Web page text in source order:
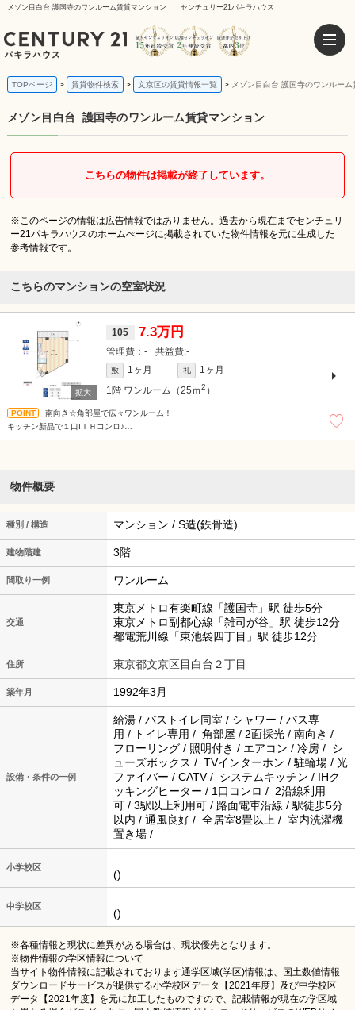
メゾン目白台 護国寺のワンルーム賃貸マンション！｜センチュリー21パキラハウス
TOPページ 賃貸物件検索 文京区の賃貸情報一覧 メゾン目白台 護国寺のワンルー
メゾン目白台 護国寺のワンルーム賃貸マンション
こちらの物件は掲載が終了しています。
※このページの情報は広告情報ではありません。過去から現在までセンチュリ
ー21パキラハウスのホームぺージに掲載されていた物件情報を元に生成した
参考情報です。
こちらのマンションの空室状況
105 7.3万円
- -
敷 1ヶ月 礼
1ヶ月
1階 ワンルーム（25ｍ2 ）
南向き☆角部屋で広々ワンルーム！
キッチン新品で１口IＩＨコンロ♪
物件概要
種別 / 構造 マンション / S造(鉄骨造)
建物階建 3階
間取り一例 ワンルーム
交通
東京メトロ有楽町線「護国寺」駅 徒歩5分
東京メトロ副都心線「雑司が谷」駅 徒歩12分
都電荒川線「東池袋四丁目」駅 徒歩12分
住所 東京都文京区目白台２丁目
築年月 1992年3月
設備・条件の一例
給湯 / バストイレ同室 / シャワー / バス専
用 / トイレ専用 / 角部屋 / 2面採光 / 南向き /
フローリング / 照明付き / エアコン / 冷房 / シ
ューズボックス / TVインターホン / 駐輪場 / 光
ファイバー / CATV / システムキッチン / IHク
ッキングヒーター / 1口コンロ / 2沿線利用
可 / 3駅以上利用可 / 路面電車沿線 / 駅徒歩5分
以内 / 通風良好 / 全居室8畳以上 / 室内洗濯機
置き場 /
小学校区
()
中学校区
()
※各種情報と現状に差異がある場合は、現状優先となります。
※物件情報の学区情報について
当サイト物件情報に記載されております通学区域(学区)情報は、国土数値情報
ダウンロードサービスが提供する小学校区データ【2021年度】及び中学校区
データ【2021年度】を元に加工したものですので、記載情報が現在の学区域